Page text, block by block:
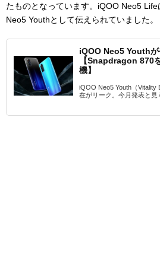
たものとなっています。iQOO Neo5
Neo5 Youthとして伝えられていました。
iQOO Neo5 Youth
【Snapdragon 870
機】
iQOO Neo5 Youth（Vitality
在がリーク。今月発表と見